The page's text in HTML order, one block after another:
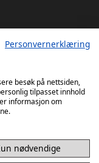
Personvernerklæring
besøk på nettsiden,
tilpasset innhold
informasjon om
nødvendige